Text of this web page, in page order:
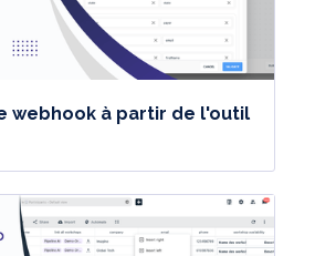
webhook à partir de l'outil